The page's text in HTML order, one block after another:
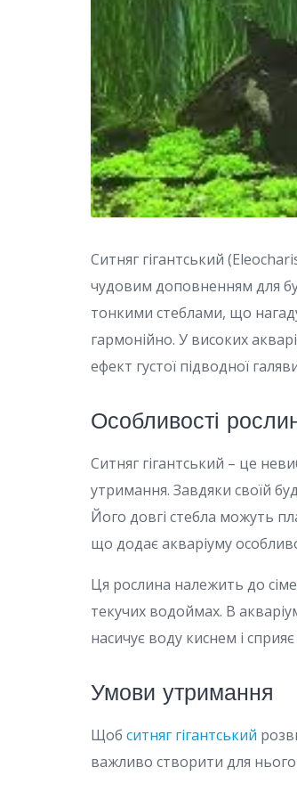
Ситняг гігантський
чудовим доповненням для
тонкими стеблами, що
гармонійно. У високих
ефект густої підводної
Особливості
Ситняг гігантський – це
утримання. Завдяки своїй
Його довгі стебла можуть
що додає акваріуму
Ця рослина належить до
текучих водоймах. В
насичує воду киснем і сприяє
Умови утримання
Щоб ситняг гігантський
важливо створити для нього